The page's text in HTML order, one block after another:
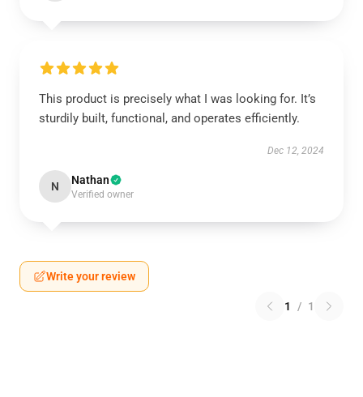
This product is precisely what I was looking for. It’s
sturdily built, functional, and operates efficiently.
Dec 12, 2024
N Nathan
Verified owner
Write your review
1 / 1